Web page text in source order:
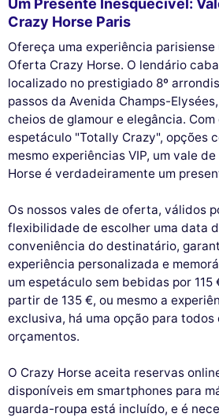
Um Presente Inesquecível:
Crazy Horse Paris
Ofereça uma experiência parisiense
Oferta Crazy Horse. O lendário
localizado no prestigiado 8º
passos da Avenida Champs-
cheios de glamour e elegância.
espetáculo "Totally Crazy", opções
mesmo experiências VIP, um vale
Horse é verdadeiramente um
Os nossos vales de oferta, válidos
flexibilidade de escolher uma data
conveniência do destinatário,
experiência personalizada e
um espetáculo sem bebidas por 115
partir de 135 €, ou mesmo a
exclusiva, há uma opção para todos
orçamentos.
O Crazy Horse aceita reservas
disponíveis em smartphones para
guarda-roupa está incluído, e é